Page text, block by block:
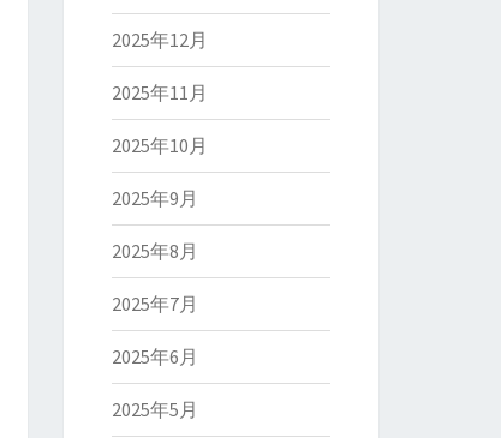
2025年12月
2025年11月
2025年10月
2025年9月
2025年8月
2025年7月
2025年6月
2025年5月